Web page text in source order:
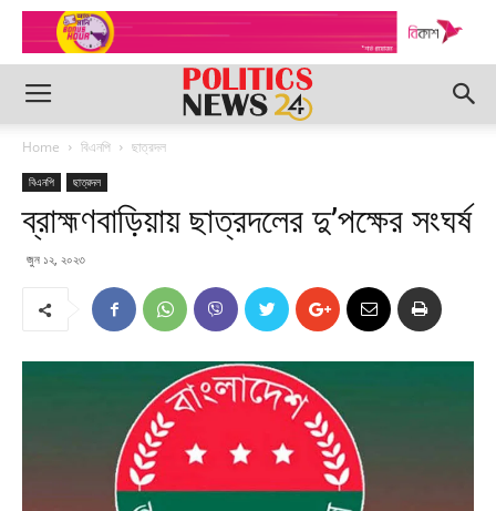
Home বিএনপি ছাত্রদল
বিএনপি ছাত্রদল
ব্রাহ্মণবাড়িয়ায় ছাত্রদলের দু’পক্ষের সংঘর্ষ
জুন ১২, ২০২৩